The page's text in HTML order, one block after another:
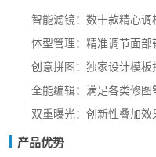
智能滤镜：数十款精心调
体型管理：精准调节面部
创意拼图：独家设计模板
全能编辑：满足各类修图
双重曝光：创新性叠加效
产品优势